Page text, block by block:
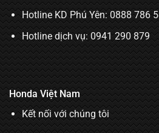
Hotline KD Phú Yên:0888 786
Hotline dịch vụ: 0941 290 879
Honda Việt Nam
Kết nối với chúng tôi